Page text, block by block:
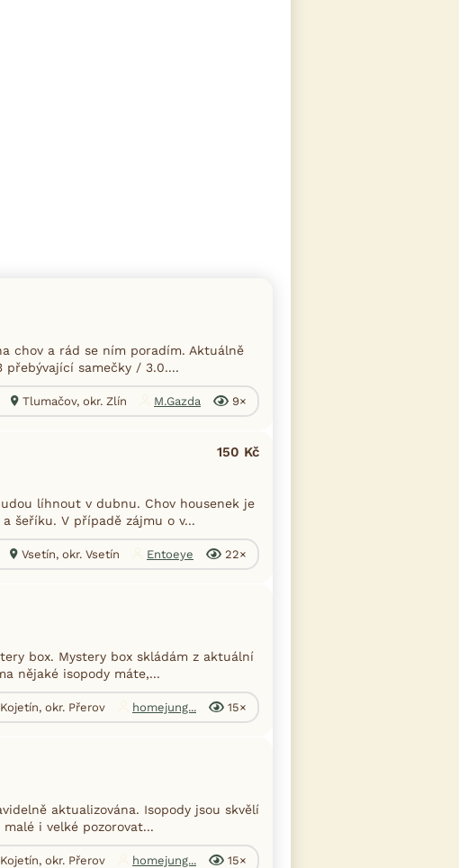
chov a rád se ním poradím. Aktuálně
samečky / 3.0....
Tlumačov, okr. Zlín M.Gazda 9×
150 Kč
líhnout v dubnu. Chov housenek je
šeříku. V případě zájmu o v...
Vsetín, okr. Vsetín Entoeye 22×
box. Mystery box skládám z aktuální
nějaké isopody máte,...
Kojetín, okr. Přerov homejung... 15×
aktualizována. Isopody jsou skvělí
i velké pozorovat...
Kojetín, okr. Přerov homejung... 15×